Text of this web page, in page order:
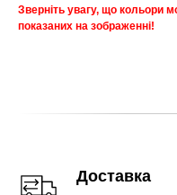
Зверніть увагу, що кольори
показаних на зображенні!
Доставка